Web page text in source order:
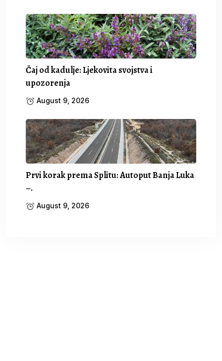
Čaj od kadulje: Ljekovita svojstva i
upozorenja
August 9, 2026
Prvi korak prema Splitu: Autoput Banja Luka
–.
August 9, 2026